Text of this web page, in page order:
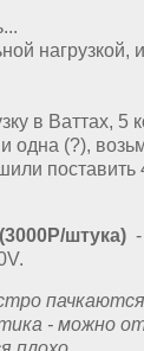
нагрузкой,
в Ваттах, 5
одна (?),
поставить
штука)
- можно